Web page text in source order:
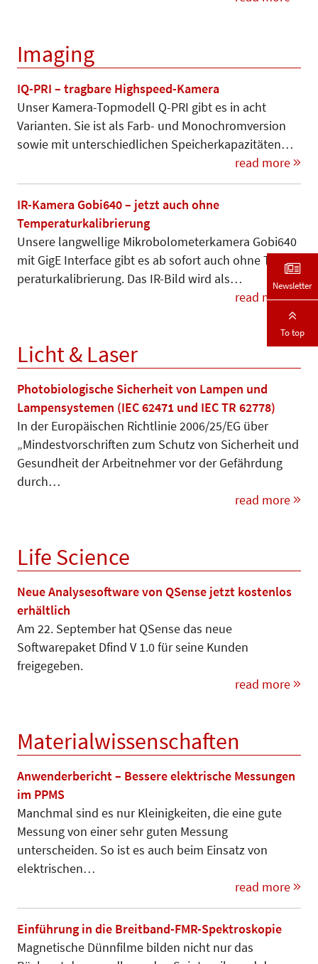
Imaging
IQ-PRI – tragbare Highspeed-Kamera
Unser Kamera-Topmodell Q-PRI gibt es in acht
Varianten. Sie ist als Farb- und Monochromversion
sowie mit unterschiedlichen Speicherkapazitäten…
read more
IR-Kamera Gobi640 – jetzt auch ohne
Temperaturkalibrierung
Unsere langwellige Mikrobolometer­kamera Gobi640
mit GigE Inter­face gibt es ab sofort auch ohne Tem­
peraturkalibrierung. Das IR-Bild wird als…
read more
Licht & Laser
Photobiologische Sicherheit von Lampen und
Lampensystemen (IEC 62471 und IEC TR 62778)
In der Europäischen Richtlinie 2006/25/EG über
„Mindestvorschriften zum Schutz von Sicherheit und
Gesundheit der Arbeitnehmer vor der Gefährdung
durch…
read more
Life Science
Neue Analysesoftware von QSense jetzt kostenlos
erhältlich
Am 22. September hat QSense das neue
Softwarepaket Dfind V 1.0 für seine Kunden
freigegeben.
read more
Materialwissenschaften
Anwenderbericht – Bessere elektrische Messungen
im PPMS
Manchmal sind es nur Kleinigkeiten, die eine gute
Messung von einer sehr guten Messung
unterscheiden. So ist es auch beim Einsatz von
elektrischen…
read more
Einführung in die Breitband-FMR-Spektroskopie
Magnetische Dünnfilme bilden nicht nur das
Newsletter
To top